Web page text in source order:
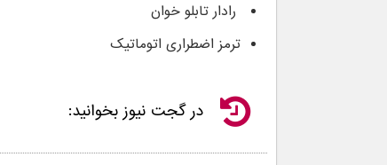
رادار تابلو خوان
ترمز اضطراری اتوماتیک
در گجت نیوز بخوانید: